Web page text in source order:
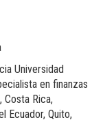
Universidad
en finanzas
Costa Rica,
Ecuador, Quito,